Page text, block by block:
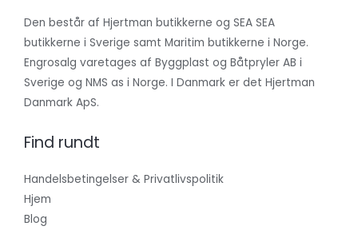
Den består af Hjertman butikkerne og SEA SEA
butikkerne i Sverige samt Maritim butikkerne i Norge.
Engrosalg varetages af Byggplast og Båtpryler AB i
Sverige og NMS as i Norge. I Danmark er det Hjertman
Danmark ApS.
Find rundt
Handelsbetingelser & Privatlivspolitik
Hjem
Blog